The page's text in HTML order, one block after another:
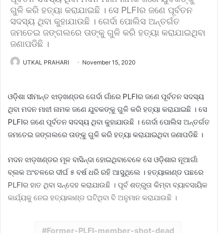
ଗୁଳି କରି ହତ୍ୟା କରାଯାଇଛି । ସେ PLFIର ଜଣେ ପୂର୍ବତନ
ସଦସ୍ୟ ଥିବା କୁହାଯାଉଛି । ଗେର୍ଦା ପୋଲିସ ଅନ୍ତର୍ଗତ
ଜମତେଇ ଜଙ୍ଗଲରେ ତାଙ୍କୁ ଗୁଳି କରି ହତ୍ୟା କରାଯାଇଥିବା
ଜଣାପଡିଛି ।
UTKAL PRAHARI November 15, 2020
ଓଡ଼ିଶା ସୀମାନ୍ତ ଝାଡ଼ଖଣ୍ଡର ଗେର୍ଦା ଗାଁରେ PLFIର ଜଣେ ପୂର୍ବତନ ସଦସ୍ୟ
ଥିବା ମଦନ ମାଝୀ ନାମକ ଜଣେ ଯୁବକଙ୍କୁ ଗୁଳି କରି ହତ୍ୟା କରାଯାଇଛି । ସେ
PLFIର ଜଣେ ପୂର୍ବତନ ସଦସ୍ୟ ଥିବା କୁହାଯାଉଛି । ଗେର୍ଦା ପୋଲିସ ଅନ୍ତର୍ଗତ
ଜମତେଇ ଜଙ୍ଗଲରେ ତାଙ୍କୁ ଗୁଳି କରି ହତ୍ୟା କରାଯାଇଥିବା ଜଣାପଡିଛି ।
ମଦନ ଝାଡ଼ଖଣ୍ଡର ମୂଳ ବାସିନ୍ଦା ହୋଇଥିବାବେଳେ ସେ ଓଡ଼ିଶାର ନୂଆଗାଁ
ବ୍ଲକ ଅଂଚଳରେ ଦୀର୍ଘ ୫ ବର୍ଷ ଧରି ରହି ଆସୁଥିଲେ । ହତ୍ୟାକାଣ୍ଡ ପଛରେ
PLFIର ହାତ ଥିବା ସନ୍ଦେହ କରାଯାଉଛି । ପୂର୍ବ ଶତ୍ରୁତା କିମ୍ବା ବ୍ୟାବସାୟିକ
କାର୍ଯ୍ୟକୁ ନେଇ ହତ୍ୟାକାଣ୍ଡ ଘଟିଥିବା ବି ଅନୁମାନ କରାଯାଉଛି ।
Former-PLFI-member-shot-dead